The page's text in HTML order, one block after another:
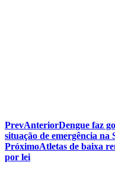
PrevAnteriorDengue faz
situação de emergência na
PróximoAtletas de baixa
por lei